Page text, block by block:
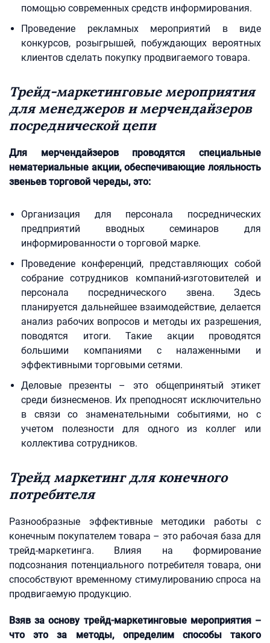
помощью современных средств информирования.
Проведение рекламных мероприятий в виде
конкурсов, розыгрышей, побуждающих вероятных
клиентов сделать покупку продвигаемого товара.
Трейд-маркетинговые мероприятия
для менеджеров и мерчендайзеров
посреднической цепи
Для мерчендайзеров проводятся специальные
нематериальные акции, обеспечивающие лояльность
звеньев торговой череды, это:
Организация для персонала посреднических
предприятий вводных семинаров для
информированности о торговой марке.
Проведение конференций, представляющих собой
собрание сотрудников компаний-изготовителей и
персонала посреднического звена. Здесь
планируется дальнейшее взаимодействие, делается
анализ рабочих вопросов и методы их разрешения,
поводятся итоги. Такие акции проводятся
большими компаниями с налаженными и
эффективными торговыми сетями.
Деловые презенты – это общепринятый этикет
среди бизнесменов. Их преподносят исключительно
в связи со знаменательными событиями, но с
учетом полезности для одного из коллег или
коллектива сотрудников.
Трейд маркетинг для конечного
потребителя
Разнообразные эффективные методики работы с
конечным покупателем товара – это рабочая база для
трейд-маркетинга. Влияя на формирование
подсознания потенциального потребителя товара, они
способствуют временному стимулированию спроса на
продвигаемую продукцию.
Взяв за основу трейд-маркетинговые мероприятия –
что это за методы, определим способы такого